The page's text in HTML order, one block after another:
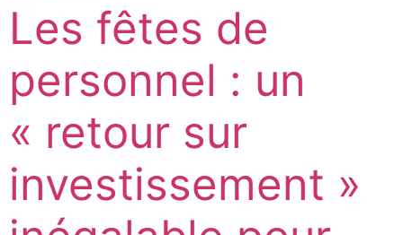
Les fêtes de
personnel : un
« retour sur
investissement »